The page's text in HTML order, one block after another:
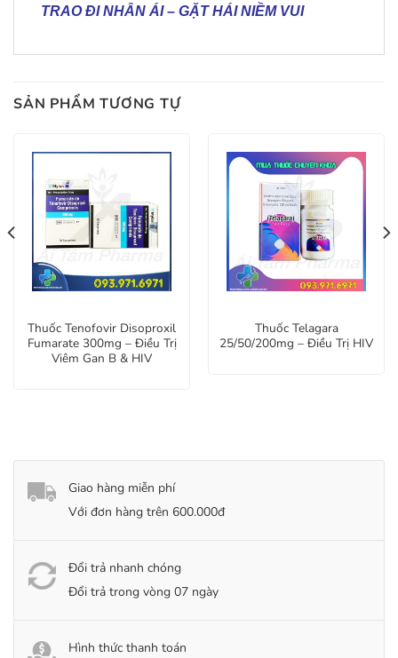
TRAO ĐI NHÂN ÁI– GẶT HÁI NIỀM VUI
SẢN PHẨM TƯƠNG TỰ
Thuốc Tenofovir Disoproxil
Fumarate 300mg – Điều Trị
Viêm Gan B & HIV
Thuốc Telagara
25/50/200mg – Điều Trị HIV
Giao hàng miễn phí
Với đơn hàng trên 600.000đ
Đổi trả nhanh chóng
Đổi trả trong vòng 07 ngày
Hình thức thanh toán